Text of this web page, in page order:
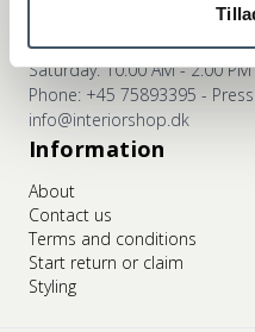
Monday - Friday: 10:00 AM -
Saturday: 10:00 AM - 2:00 PM
Phone: +45 75893395 -
info@interiorshop.dk
Information
About
Contact us
Terms and conditions
Start return or claim
Styling